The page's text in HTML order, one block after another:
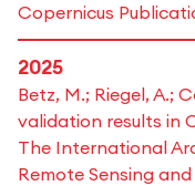
Copernicus
2025
Betz, M.; Riegel, A.;
validation results in
The International
Remote Sensing